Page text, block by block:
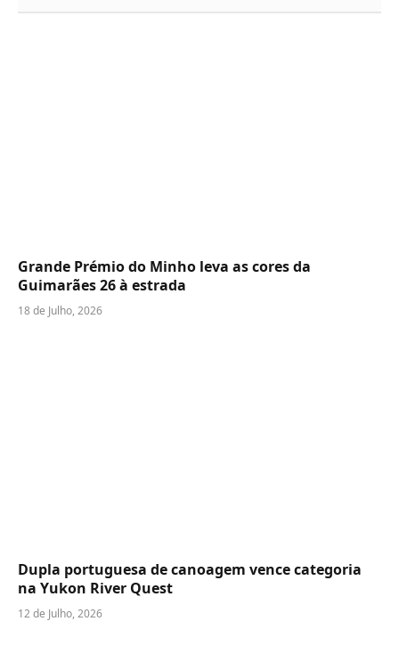
Grande Prémio do Minho leva as cores da
Guimarães 26 à estrada
18 de Julho, 2026
Dupla portuguesa de canoagem vence categoria
na Yukon River Quest
12 de Julho, 2026